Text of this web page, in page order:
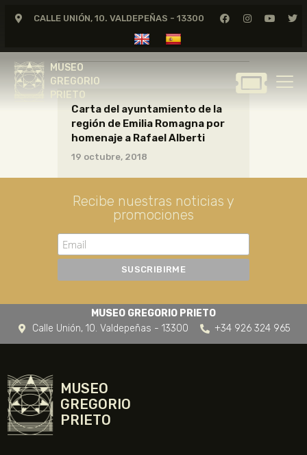
CALLE UNIÓN, 10. VALDEPEÑAS - 13300
MUSEO
GREGORIO
PRIETO
MUSEO
GREGORIO
GREGORIO PRIETO
MUSEO
ARCHIVO
CERTAMEN DE DIBUJO
FUNDACIÓN
NOTICIAS
Carta del ayuntamiento de la
región de Emilia Romagna por
homenaje a Rafael Alberti
19 octubre, 2018
Recibe nuestras noticias y
promociones
MUSEO GREGORIO PRIETO
Calle Unión, 10. Valdepeñas - 13300
+34 926 324 965
MUSEO
GREGORIO
PRIETO